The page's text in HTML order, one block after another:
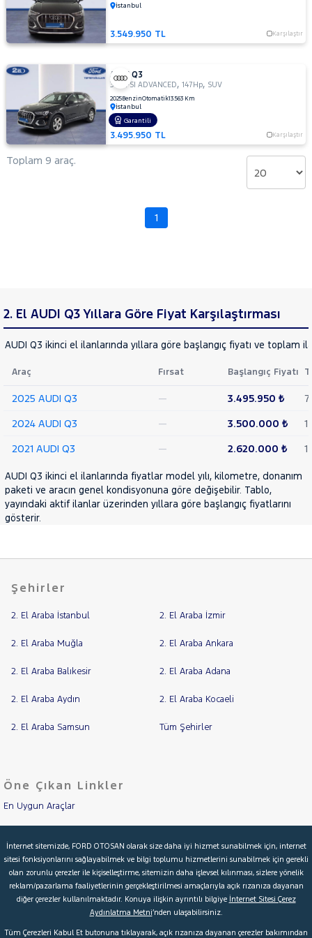
RENAULT
SEAT
SUBARU
TESLA
TOYOTA
TRAKTÖR
İstanbul
3.549.950 TL Karşılaştır
AUDI Q3
35 TFSI ADVANCED,147Hp, SUV
2025BenzinOtomatik13.563 Km
İstanbul
3.495.950 TL Karşılaştır
Garantili
Toplam 9 araç.
1
2. El AUDI Q3 Yıllara Göre Fiyat Karşılaştırması
AUDI Q3 ikinci el ilanlarında yıllara göre başlangıç fiyatı ve toplam
Araç Fırsat Başlangıç Fiyatı
2025 AUDI Q3 — 3.495.950 ₺
7
2024 AUDI Q3
— 3.500.000 ₺
1
2021 AUDI Q3
— 2.620.000 ₺ 1
AUDI Q3 ikinci el ilanlarında fiyatlar model yılı, kilometre, donanım
paketi ve aracın genel kondisyonuna göre değişebilir. Tablo,
yayındaki aktif ilanlar üzerinden yıllara göre başlangıç fiyatlarını
gösterir.
Şehirler
2. El Araba İstanbul 2. El Araba İzmir
2. El Araba Muğla 2. El Araba Ankara
2. El Araba Balıkesir 2. El Araba Adana
2. El Araba Aydın 2. El Araba Kocaeli
2. El Araba Samsun Tüm Şehirler
Öne Çıkan Linkler
En Uygun Araçlar
İkinci El Garanti
Kampanyalar
Kredi Hesaplama & Başvuru
İnternet sitemizde, FORD OTOSAN olarak size daha iyi hizmet sunabilmek için, internet
sitesi fonksiyonlarını sağlayabilmek ve bilgi toplumu hizmetlerini sunabilmek için gerekli
olan zorunlu çerezler ile kişiselleştirme, sitemizin daha işlevsel kılınması, sizlere yönelik
reklam/pazarlama faaliyetlerinin gerçekleştirilmesi amaçlarıyla açık rızanıza dayanan
diğer çerezler kullanılmaktadır. Konuya ilişkin ayrıntılı bilgiye İnternet Sitesi Çerez
Aydınlatma Metni’nden ulaşabilirsiniz.
Tüm Çerezleri Kabul Et butonuna tıklayarak, açık rızanıza dayanan çerezler bakımından